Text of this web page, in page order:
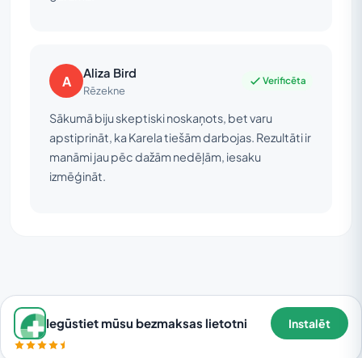
A Aliza Bird
Rēzekne
Verificēta
Sākumā biju skeptiski noskaņots, bet varu
apstiprināt, ka Karela tiešām darbojas. Rezultāti ir
manāmi jau pēc dažām nedēļām, iesaku
izmēģināt.
Iegūstiet mūsu bezmaksas lietotni Instalēt